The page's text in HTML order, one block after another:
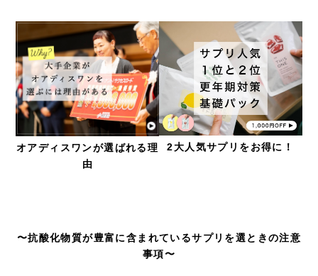
オアディスワンが選ばれる理
由
2大人気サプリをお得に！
〜抗酸化物質が豊富に含まれているサプリを選ときの注意
事項〜